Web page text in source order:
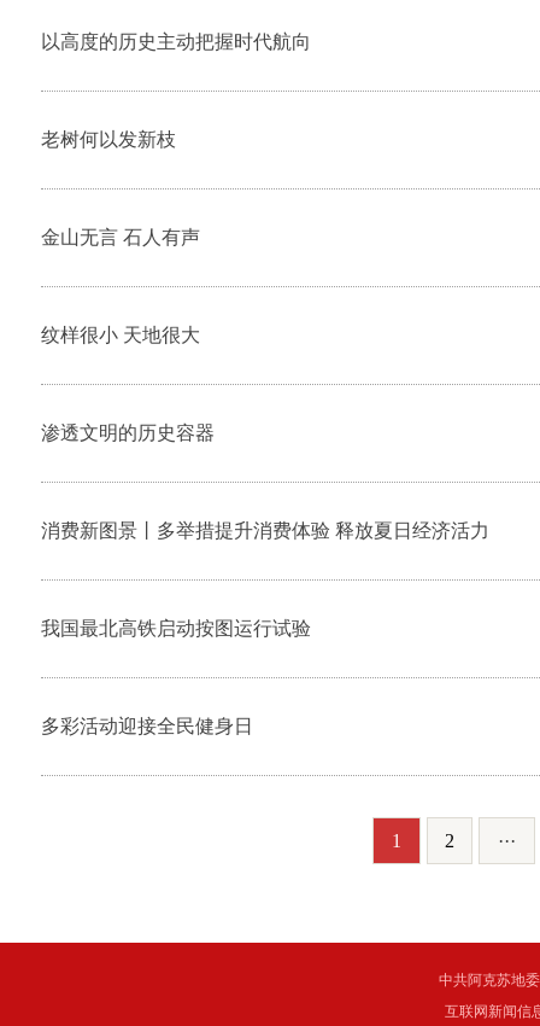
以高度的历史主动把握时代航向
老树何以发新枝
金山无言 石人有声
纹样很小 天地很大
渗透文明的历史容器
消费新图景丨多举措提升消费体验 释放夏日经济活力
我国最北高铁启动按图运行试验
多彩活动迎接全民健身日
1 2 ···
中共阿克苏地
互联网新闻信